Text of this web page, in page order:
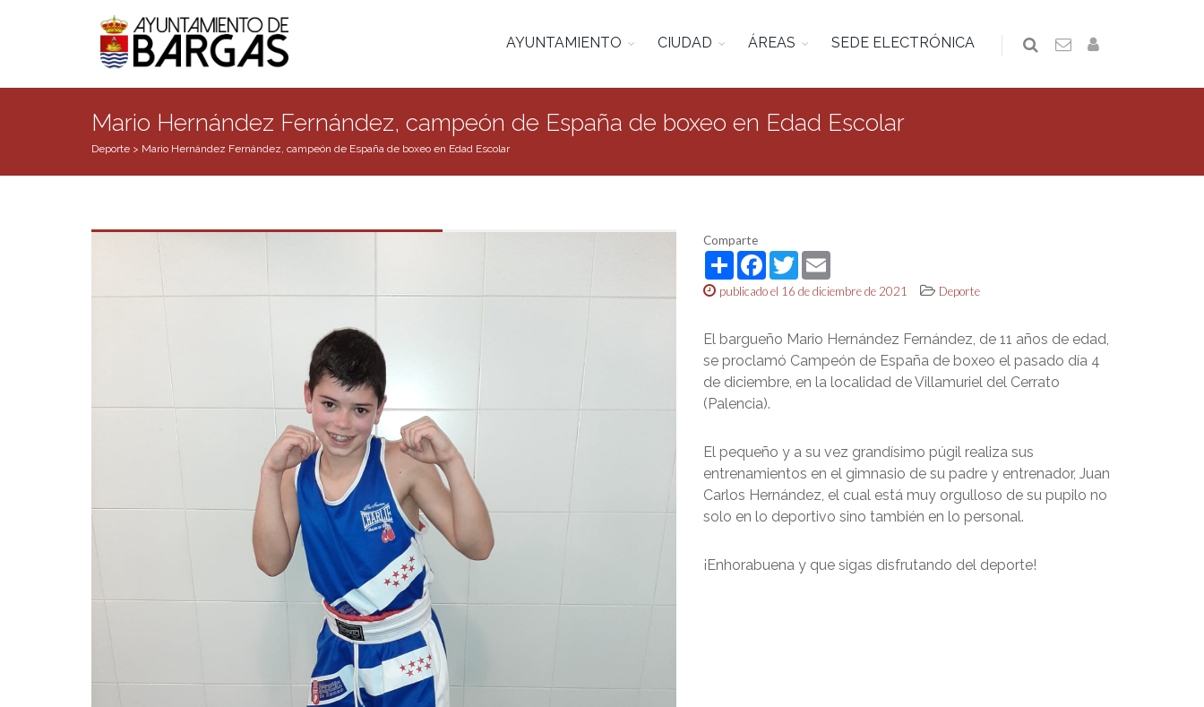
AYUNTAMIENTO CIUDAD ÁREAS SEDE ELECTRÓNICA
Mario Hernández Fernández, campeón de España de boxeo en Edad Escolar
Deporte > Mario Hernández Fernández, campeón de España de boxeo en Edad Escolar
Comparte
ShareFacebook
TwitterEmail
publicado el 16 de diciembre de 2021 Deporte
El bargueño Mario Hernández Fernández, de 11 años de edad,
se proclamó Campeón de España de boxeo el pasado día 4
de diciembre, en la localidad de Villamuriel del Cerrato
(Palencia).
El pequeño y a su vez grandísimo púgil realiza sus
entrenamientos en el gimnasio de su padre y entrenador, Juan
Carlos Hernández, el cual está muy orgulloso de su pupilo no
solo en lo deportivo sino también en lo personal.
¡Enhorabuena y que sigas disfrutando del deporte!